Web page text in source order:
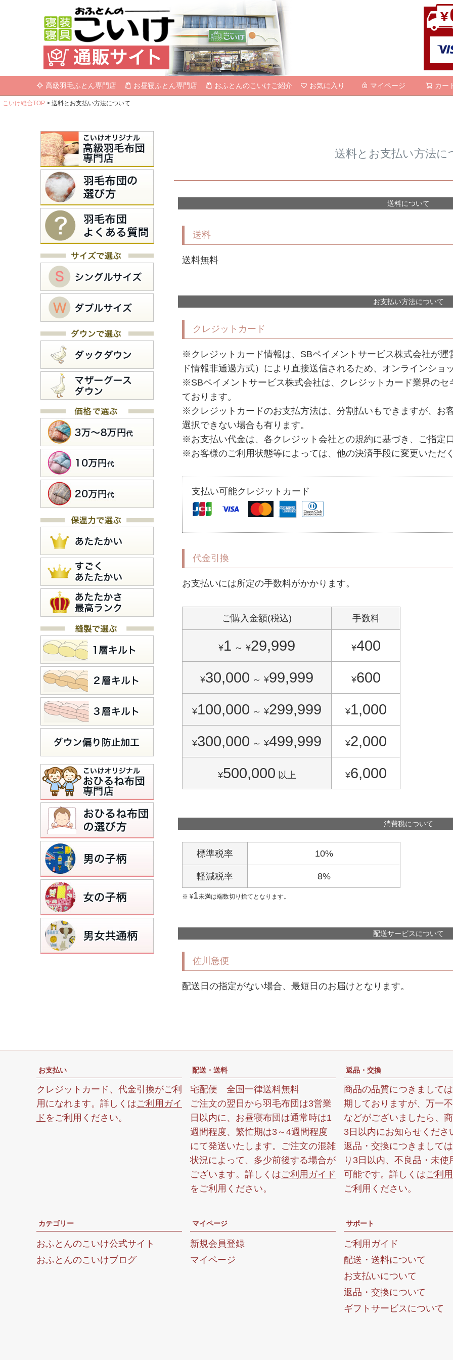
高級羽毛ふとん専門店 お昼寝ふとん専門店 おふとんのこいけご紹介 お気に入り マイページ カー
検索
こいけ総合TOP 送料とお支払い方法について
送料とお支払い方法に
送料について
送料
送料無料
お支払い方法について
クレジットカード
※クレジットカード情報は、SBペイメントサービス株式会社が
ド情報非通過方式）により直接送信されるため、オンラインショ
※SBペイメントサービス株式会社は、クレジットカード業界のセ
ております。
※クレジットカードのお支払方法は、分割払いもできますが、お
選択できない場合も有ります。
※お支払い代金は、各クレジット会社との規約に基づき、ご指定
※お客様のご利用状態等によっては、他の決済手段に変更いただ
支払い可能クレジットカード
代金引換
お支払いには所定の手数料がかかります。
ご購入金額(税込) 手数料
¥1 ～ ¥29,999 ¥400
¥30,000 ～ ¥99,999 ¥600
¥100,000 ～ ¥299,999 ¥1,000
¥300,000 ～ ¥499,999 ¥2,000
¥500,000 以上 ¥6,000
消費税について
標準税率 10%
軽減税率 8%
¥1未満は端数切り捨てとなります。
配送サービスについて
佐川急便
配送日の指定がない場合、最短日のお届けとなります。
お支払い
クレジットカード、代金引換がご利
用になれます。詳しくはご利用ガイ
ド をご利用ください。
配送・送料
宅配便 全国一律送料無料
ご注文の翌日から羽毛布団は3営業
日以内に、お昼寝布団は通常時は1
週間程度、繁忙期は3～4週間程度
にて発送いたします。ご注文の混雑
状況によって、多少前後する場合が
ございます。詳しくはご利用ガイド
をご利用ください。
返品・交換
商品の品質につきまして
期しておりますが、万一
などがございましたら、
3日以内にお知らせくださ
返品・交換につきまして
り3日以内、不良品・未使
可能です。詳しくはご利
ご利用ください。
カテゴリー
おふとんのこいけ公式サイト
おふとんのこいけブログ
マイページ
新規会員登録
マイページ
サポート
ご利用ガイド
配送・送料について
お支払いについて
返品・交換について
ギフトサービスについて